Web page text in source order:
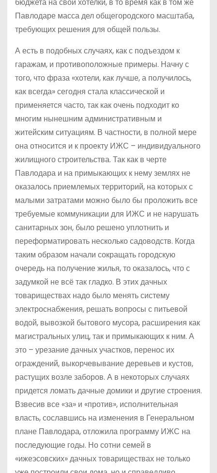
бюджета на свои хотелки, в то время как в том же
Павлодаре масса дел общегородского масштаба,
требующих решения для общей пользы.
А есть в подобных случаях, как с подъездом к
гаражам, и противоположные примеры. Начну с
того, что фраза «хотели, как лучше, а получилось,
как всегда» сегодня стала классической и
применяется часто, так как очень подходит ко
многим нынешним административным и
житейским ситуациям. В частности, в полной мере
она относится и к проекту ИЖС – индивидуального
жилищного строительства. Так как в черте
Павлодара и на примыкающих к нему землях не
оказалось приемлемых территорий, на которых с
малыми затратами можно было бы проложить все
требуемые коммуникации для ИЖС и не нарушать
санитарных зон, было решено уплотнить и
переформатировать несколько садоводств. Когда
таким образом начали сокращать городскую
очередь на получение жилья, то оказалось, что с
задумкой не всё так гладко. В этих дачных
товариществах надо было менять систему
электроснабжения, решать вопросы с питьевой
водой, вывозкой бытового мусора, расширения как
магистральных улиц, так и примыкающих к ним. А
это – урезание дачных участков, перенос их
ограждений, выкорчевывание деревьев и кустов,
растущих возле заборов. А в некоторых случаях
придется ломать дачные домики и другие строения.
Взвесив все «за» и «против», исполнительная
власть, сославшись на изменения в Генеральном
плане Павлодара, отложила программу ИЖС на
последующие годы. Но сотни семей в
«ижеэсовских» дачных товариществах не только